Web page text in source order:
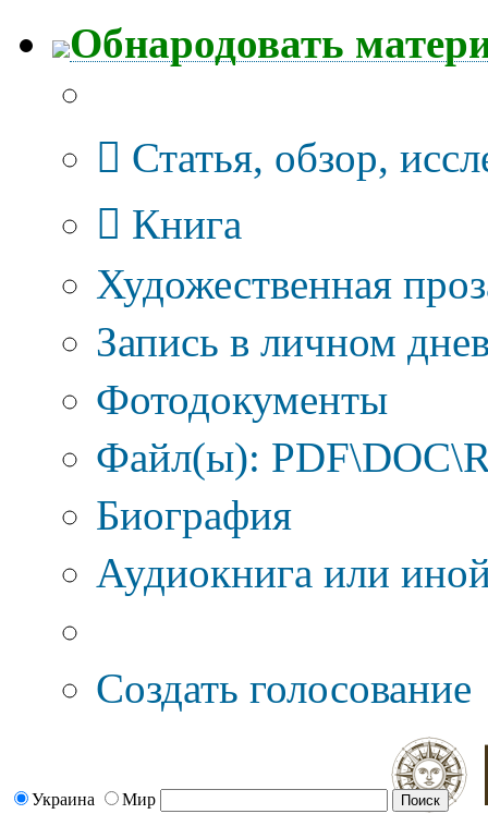
Обнародовать
Статья, обзор,
Книга
Художественная
Запись в личном
Фотодокументы
Файл(ы):
Биография
Аудиокнига или
Создать голосование
Украина Мир